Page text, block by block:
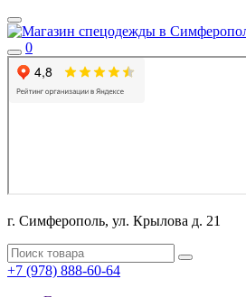
0
г. Симферополь, ул. Крылова д. 21
+7 (978) 888-60-64